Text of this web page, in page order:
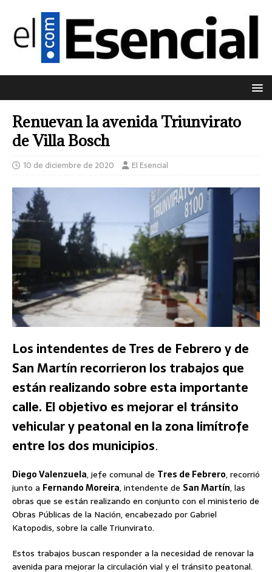
Renuevan la avenida Triunvirato
de Villa Bosch
10 de diciembre de 2020 El Esencial
Los intendentes de Tres de Febrero y de
San Martín recorrieron los trabajos que
están realizando sobre esta importante
calle. El objetivo es mejorar el tránsito
vehicular y peatonal en la zona limítrofe
entre los dos municipios.
Diego Valenzuela, jefe comunal de Tres de Febrero, recorrió
junto a Fernando Moreira, intendente de San Martín, las
obras que se están realizando en conjunto con el ministerio de
Obras Públicas de la Nación, encabezado por Gabriel
Katopodis, sobre la calle Triunvirato.
Estos trabajos buscan responder a la necesidad de renovar la
avenida para mejorar la circulación vial y el tránsito peatonal.